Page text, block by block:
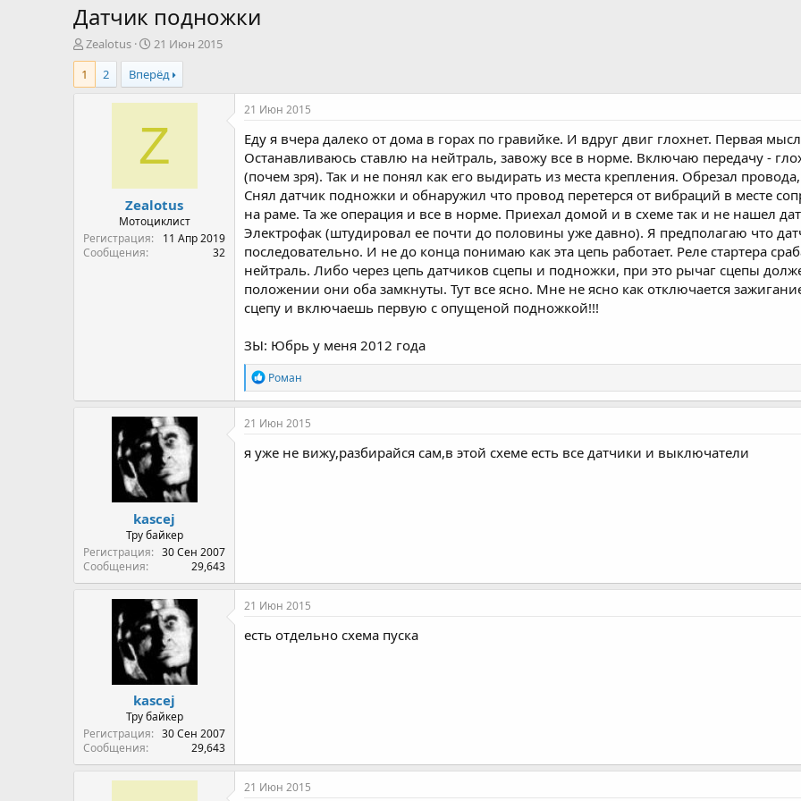
Датчик подножки
А
в
т
о
Zealotus
Д
а
т
а
н
ч
а
а
21 Июн 2015
1
2 Вперёд
Z
Zealotus
Мотоциклист
Регистрация
11 Апр 2019
Сообщения
32
21 Июн 2015
Еду я вчера далеко от дома в горах по гравийке. И вдруг двиг глохнет. Первая
Останавливаюсь ставлю на нейтраль, завожу все в норме. Включаю передачу -
(почем зря). Так и не понял как его выдирать из места крепления. Обрезал
Снял датчик подножки и обнаружил что провод перетерся от вибраций в месте
на раме. Та же операция и все в норме. Приехал домой и в схеме так и не нашел
Электрофак (штудировал ее почти до половины уже давно). Я предполагаю что
последовательно. И не до конца понимаю как эта цепь работает. Реле стартера
нейтраль. Либо через цепь датчиков сцепы и подножки, при это рычаг сцепы
положении они оба замкнуты. Тут все ясно. Мне не ясно как отключается
сцепу и включаешь первую с опущеной подножкой!!!
ЗЫ: Юбрь у меня 2012 года
R
e
a
c
i
o
Роман
kascej
Тру байкер
Регистрация
30 Сен 2007
Сообщения
29,643
21 Июн 2015
я уже не вижу,разбирайся сам,в этой схеме есть все датчики и выключатели
kascej
Тру байкер
Регистрация
30 Сен 2007
Сообщения
29,643
21 Июн 2015
есть отдельно схема пуска
21 Июн 2015